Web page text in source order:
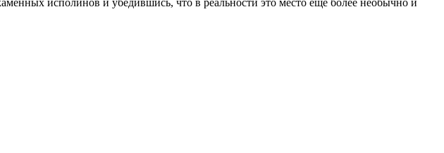
исполинов и убедившись, что в реальности это место еще более необычно и